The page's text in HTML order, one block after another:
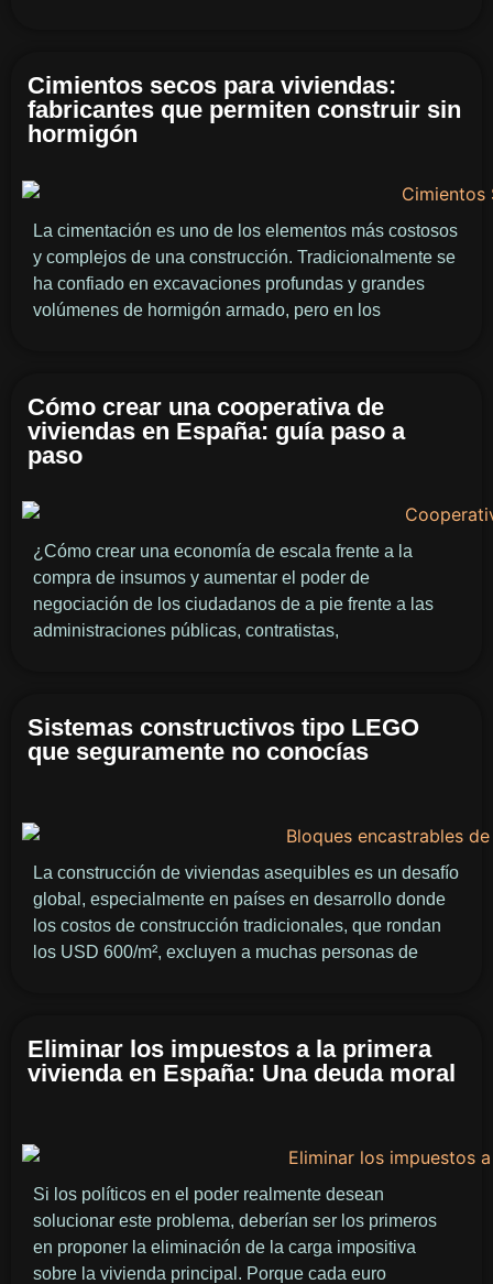
Cimientos secos para viviendas:
fabricantes que permiten construir sin
hormigón
La cimentación es uno de los elementos más costosos
y complejos de una construcción. Tradicionalmente se
ha confiado en excavaciones profundas y grandes
volúmenes de hormigón armado, pero en los
Cómo crear una cooperativa de
viviendas en España: guía paso a
paso
¿Cómo crear una economía de escala frente a la
compra de insumos y aumentar el poder de
negociación de los ciudadanos de a pie frente a las
administraciones públicas, contratistas,
Sistemas constructivos tipo LEGO
que seguramente no conocías
La construcción de viviendas asequibles es un desafío
global, especialmente en países en desarrollo donde
los costos de construcción tradicionales, que rondan
los USD 600/m², excluyen a muchas personas de
Eliminar los impuestos a la primera
vivienda en España: Una deuda moral
Si los políticos en el poder realmente desean
solucionar este problema, deberían ser los primeros
en proponer la eliminación de la carga impositiva
sobre la vivienda principal. Porque cada euro